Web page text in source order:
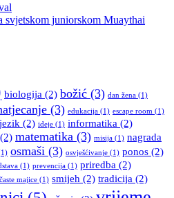
svjetskom juniorskom Muaythai
biologija (2) božić (3) dan žena (1)
(3) edukacija (1) escape room (1)
(2) ideje (1) informatika (2)
(2) matematika (3) misija (1) nagrada
osmaši (3) osvješćivanje (1) ponos (2)
(1) prevencija (1) priredba (2)
majice (1) smijeh (2) tradicija (2)